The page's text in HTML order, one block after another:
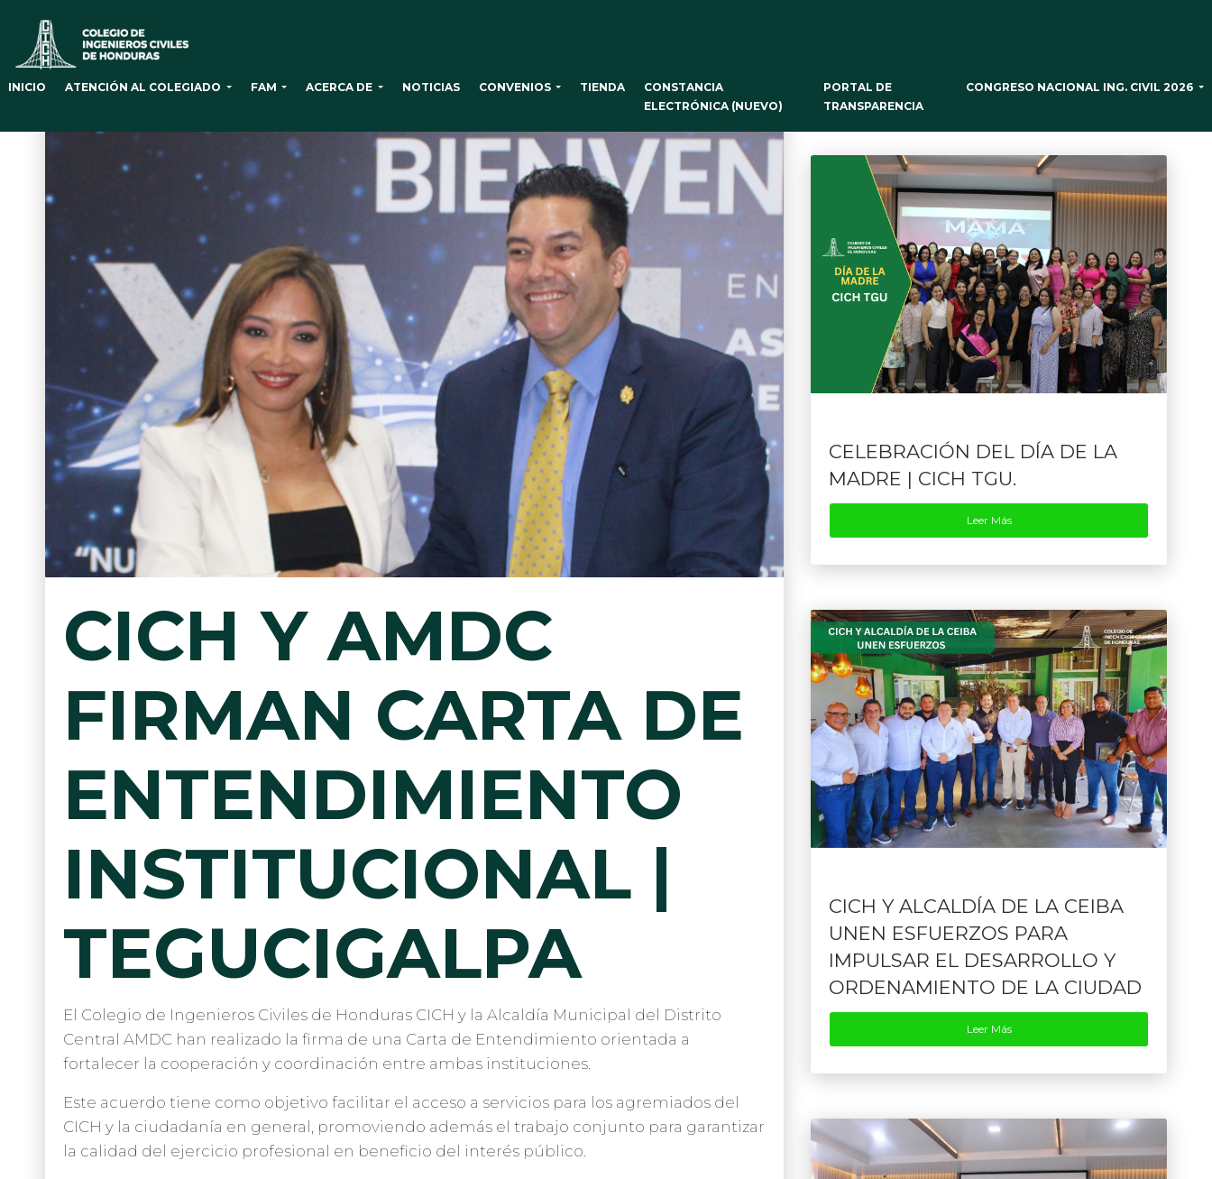
INICIO ATENCIÓN AL COLEGIADO FAM ACERCA DE NOTICIAS CONVENIOS TIENDA
CONSTANCIA
ELECTRÓNICA (NUEVO)
PORTAL DE
TRANSPARENCIA
CONGRESO NACIONAL ING. CIVIL 2026
CICH Y AMDC
FIRMAN CARTA DE
ENTENDIMIENTO
INSTITUCIONAL |
TEGUCIGALPA
El Colegio de Ingenieros Civiles de Honduras CICH y la Alcaldía Municipal del Distrito
Central AMDC han realizado la firma de una Carta de Entendimiento orientada a
fortalecer la cooperación y coordinación entre ambas instituciones.
Este acuerdo tiene como objetivo facilitar el acceso a servicios para los agremiados del
CICH y la ciudadanía en general, promoviendo además el trabajo conjunto para garantizar
la calidad del ejercicio profesional en beneficio del interés público.
Artículos Relacionados
CELEBRACIÓN DEL DÍA DE LA
MADRE | CICH TGU.
Leer Más
CICH Y ALCALDÍA DE LA CEIBA
UNEN ESFUERZOS PARA
IMPULSAR EL DESARROLLO Y
ORDENAMIENTO DE LA CIUDAD
Leer Más